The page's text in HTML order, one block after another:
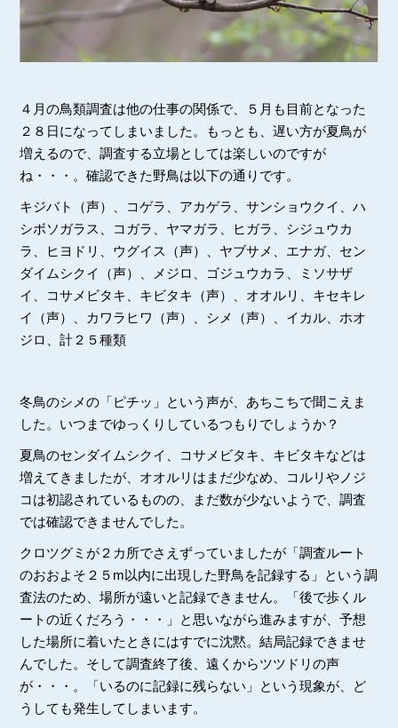
４月の鳥類調査は他の仕事の関係で、５月も目前となった
２８日になってしまいました。もっとも、遅い方が夏鳥が
増えるので、調査する立場としては楽しいのですが
ね・・・。確認できた野鳥は以下の通りです。
キジバト（声）、コゲラ、アカゲラ、サンショウクイ、ハ
シボソガラス、コガラ、ヤマガラ、ヒガラ、シジュウカ
ラ、ヒヨドリ、ウグイス（声）、ヤブサメ、エナガ、セン
ダイムシクイ（声）、メジロ、ゴジュウカラ、ミソサザ
イ、コサメビタキ、キビタキ（声）、オオルリ、キセキレ
イ（声）、カワラヒワ（声）、シメ（声）、イカル、ホオ
ジロ、計２５種類
冬鳥のシメの「ピチッ」という声が、あちこちで聞こえま
した。いつまでゆっくりしているつもりでしょうか？
夏鳥のセンダイムシクイ、コサメビタキ、キビタキなどは
増えてきましたが、オオルリはまだ少なめ、コルリやノジ
コは初認されているものの、まだ数が少ないようで、調査
では確認できませんでした。
クロツグミが２カ所でさえずっていましたが「調査ルート
のおおよそ２５m以内に出現した野鳥を記録する」という調
査法のため、場所が遠いと記録できません。「後で歩くル
ートの近くだろう・・・」と思いながら進みますが、予想
した場所に着いたときにはすでに沈黙。結局記録できませ
んでした。そして調査終了後、遠くからツツドリの声
が・・・。「いるのに記録に残らない」という現象が、ど
うしても発生してしまいます。